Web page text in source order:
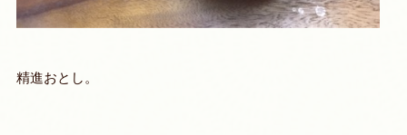
精進おとし。